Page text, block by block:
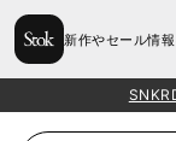
新作やセール情